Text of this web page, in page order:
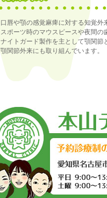
口唇や顎の感覚麻痺に対する知覚外
スポーツ時のマウスピースや夜間の
ナイトガード製作を主として顎関節
顎関節外来にも取り組んでいます。